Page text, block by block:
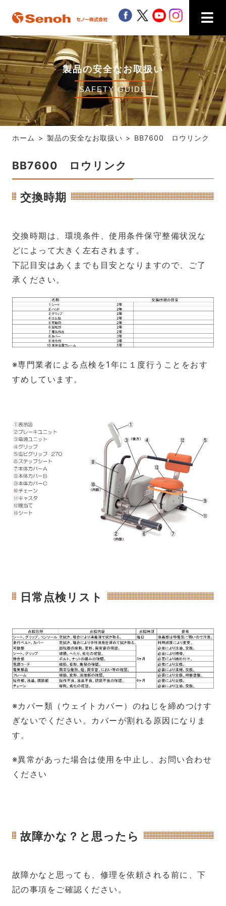
製品の安全なお取扱い
SAFETY GUIDE
ホーム 製品の安全なお取扱い BB7600 ロウリンク
BB7600 ロウリンク
交換時期
交換時期は、環境条件、使用条件保守整備状況な
どによって大きく左右されます。
下記目安はあくまでも目安となりますので、ご了
承ください。
※専門業者による点検を1年に１度行うことをおす
すめしています。
日常点検リスト
※カバー類（ウェイトカバー）のねじを締めつけす
ぎないでください。カバーが割れる原因になりま
す。
※異常があった場合は使用を中止し、お問い合わせ
ください
故障かな？と思ったら
故障かなと思っても、修理を依頼される前に、下
記の事項をご確認ください。